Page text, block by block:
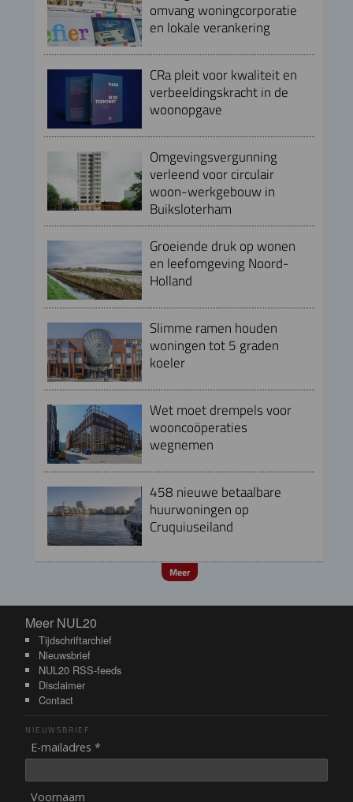
omvang woningcorporatie
en lokale verankering
CRa pleit voor kwaliteit en
verbeeldingskracht in de
woonopgave
Omgevingsvergunning
verleend voor circulair
woon-werkgebouw in
Buiksloterham
Groeiende druk op wonen
en leefomgeving Noord-
Holland
Slimme ramen houden
woningen tot 5 graden
koeler
Wet moet drempels voor
wooncoöperaties
wegnemen
458 nieuwe betaalbare
huurwoningen op
Cruquiuseiland
Meer
Meer NUL20
Meer NUL20
Tijdschriftarchief
Nieuwsbrief
NUL20 RSS-feeds
Disclaimer
Contact
NIEUWSBRIEF
E-mailadres *
Voornaam